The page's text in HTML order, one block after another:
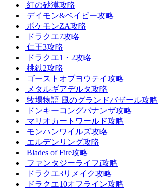
紅の砂漠攻略
デイモン&ベイビー攻略
ポケモンZA攻略
ドラクエ7攻略
仁王3攻略
ドラクエ1・2攻略
桃鉄2攻略
ゴーストオブヨウテイ攻略
メタルギアデルタ攻略
牧場物語 風のグランドバザール攻略
ドンキーコングバナンザ攻略
マリオカートワールド攻略
モンハンワイルズ攻略
エルデンリング攻略
Blades of Fire攻略
ファンタジーライフi攻略
ドラクエ3リメイク攻略
ドラクエ10オフライン攻略